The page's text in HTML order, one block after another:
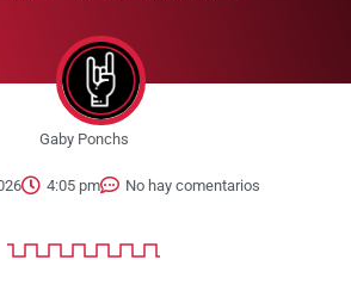
Gaby Ponchs
4:05 pm No hay comentarios